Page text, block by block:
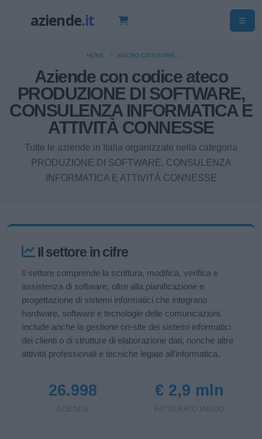
Aziende con codice ateco
PRODUZIONE DI SOFTWARE,
CONSULENZA INFORMATICA E
ATTIVITÀ CONNESSE
Tutte le aziende in Italia organizzate nella categoria
PRODUZIONE DI SOFTWARE, CONSULENZA
INFORMATICA E ATTIVITÀ CONNESSE
HOME MACRO CATEGORIE
PRODUZIONE DI SOFTWARE, CONSULENZA INFORMATICA E ATTIVITÀ CONNESSE
Il settore in cifre
Il settore comprende la scrittura, modifica, verifica e
assistenza di software, oltre alla pianificazione e
progettazione di sistemi informatici che integrano
hardware, software e tecnologie delle comunicazioni.
Include anche la gestione on‑site dei sistemi informatici
dei clienti o di strutture di elaborazione dati, nonché altre
attività professionali e tecniche legate all’informatica.
26.998
AZIENDE
€ 2,9 mln
FATTURATO MEDIO